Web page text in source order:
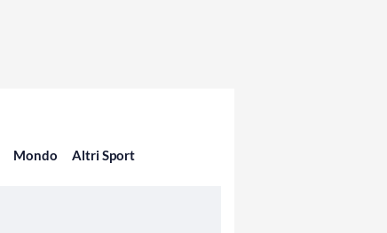
Mondo Altri Sport